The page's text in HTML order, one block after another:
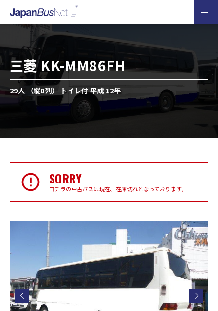
三菱 KK-MM86FH
29人 （縦8列） トイレ付 平成 12年
SORRY
コチラの中古バスは現在、在庫切れとなっております。